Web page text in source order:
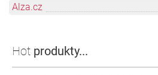
Alza.cz
Hot produkty...